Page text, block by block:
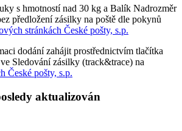
s hmotností nad 30 kg a Balík Nadrozměr
předložení zásilky na poště dle pokynů
stránkách České pošty, s.p.
dodání zahájit prostřednictvím tlačítka
Sledování zásilky (track&trace) na
České pošty, s.p.
aktualizován